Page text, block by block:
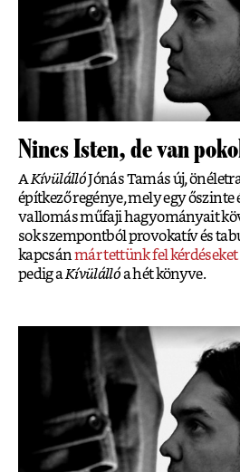
Nincs Isten, de van
A KívülállóJónás Tamás új,
építkező regénye, mely egy őszinte
vallomás műfaji hagyományait
sok szempontból provokatív és
kapcsán már tettünk fel kérdéseket
pedig aKívülállóa hét könyve.